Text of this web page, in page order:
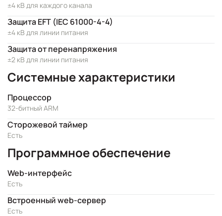
±4 кВ для каждого канала
Защита EFT (IEC 61000-4-4)
±4 кВ для линии питания
Защита от перенапряжения
±2 кВ для линии питания
Системные характеристики
Процессор
32-битный ARM
Сторожевой таймер
Есть
Программное обеспечение
Web-интерфейс
Есть
Встроенный web-сервер
Есть